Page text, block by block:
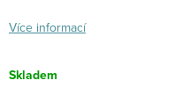
Více informací
Skladem